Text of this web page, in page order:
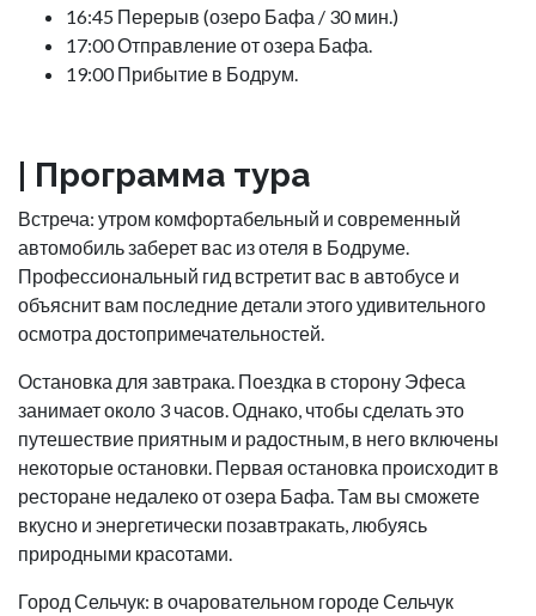
16:45 Перерыв (озеро Бафа / 30 мин.)
17:00 Отправление от озера Бафа.
19:00 Прибытие в Бодрум.
| Программа тура
Встреча: утром комфортабельный и современный
автомобиль заберет вас из отеля в Бодруме.
Профессиональный гид встретит вас в автобусе и
объяснит вам последние детали этого удивительного
осмотра достопримечательностей.
Остановка для завтрака. Поездка в сторону Эфеса
занимает около 3 часов. Однако, чтобы сделать это
путешествие приятным и радостным, в него включены
некоторые остановки. Первая остановка происходит в
ресторане недалеко от озера Бафа. Там вы сможете
вкусно и энергетически позавтракать, любуясь
природными красотами.
Город Сельчук: в очаровательном городе Сельчук